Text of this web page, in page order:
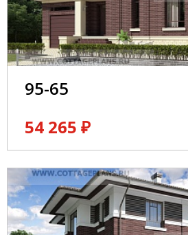
95-65
54 265 ₽